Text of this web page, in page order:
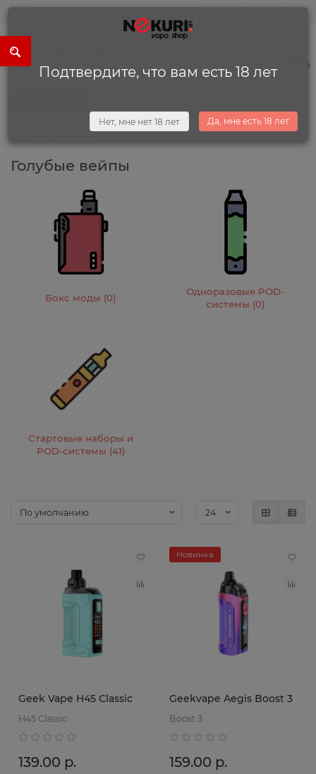
Голубые вейпы
Бокс моды (0)
Одноразовые POD-
системы (0)
Стартовые наборы и
POD-системы (41)
Geek Vape H45 Classic
H45 Classic
139.00 р.
Новинка
Geekvape Aegis Boost 3
Boost 3
159.00 р.
Подтвердите, что вам есть 18 лет
Нет, мне нет 18 лет Да, мне есть 18 лет